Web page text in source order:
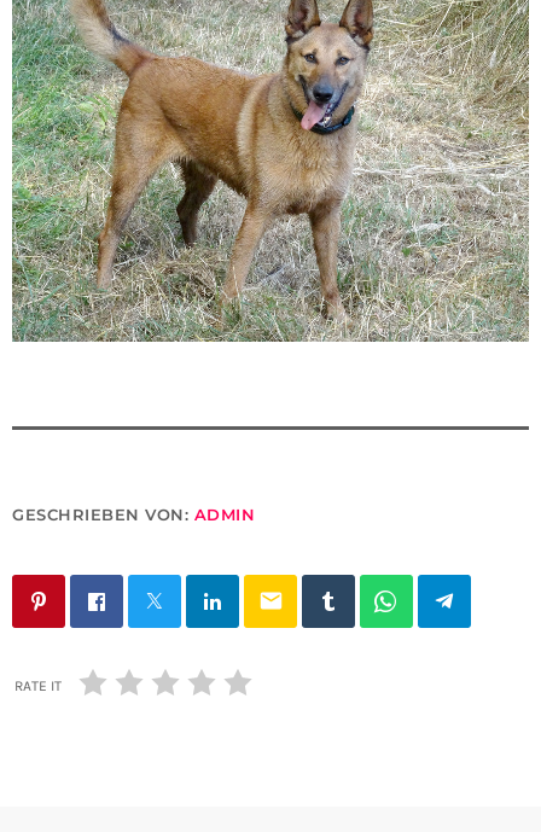
GESCHRIEBEN VON: ADMIN
email
RATE IT